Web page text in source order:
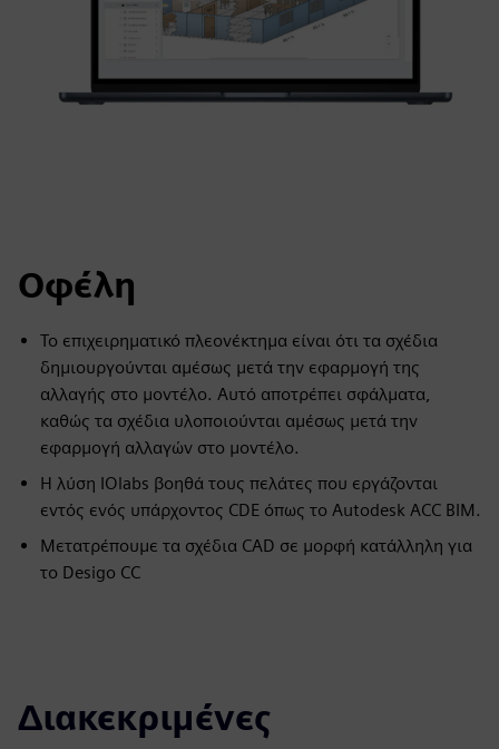
Οφέλη
Το επιχειρηματικό πλεονέκτημα είναι ότι τα σχέδια
δημιουργούνται αμέσως μετά την εφαρμογή της
αλλαγής στο μοντέλο. Αυτό αποτρέπει σφάλματα,
καθώς τα σχέδια υλοποιούνται αμέσως μετά την
εφαρμογή αλλαγών στο μοντέλο.
Η λύση IOlabs βοηθά τους πελάτες που εργάζονται
εντός ενός υπάρχοντος CDE όπως το Autodesk ACC BIM.
Μετατρέπουμε τα σχέδια CAD σε μορφή κατάλληλη για
το Desigo CC
Διακεκριμένες